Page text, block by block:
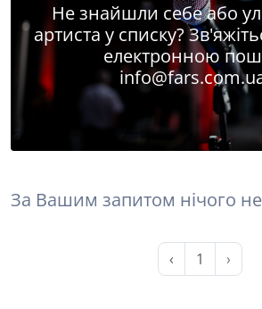
Не знайшли себе або
артиста у списку?
електронною
За Вашим запитом нічого
‹ 1 ›